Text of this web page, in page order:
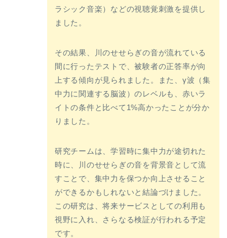
ラシック音楽）などの視聴覚刺激を提供し
ました。
その結果、川のせせらぎの音が流れている
間に行ったテストで、被験者の正答率が向
上する傾向が見られました。また、γ波（集
中力に関連する脳波）のレベルも、赤いラ
イトの条件と比べて1%高かったことが分か
りました。
研究チームは、学習時に集中力が途切れた
時に、川のせせらぎの音を背景音として流
すことで、集中力を保つか向上させること
ができるかもしれないと結論づけました。
この研究は、将来サービスとしての利用も
視野に入れ、さらなる検証が行われる予定
です。